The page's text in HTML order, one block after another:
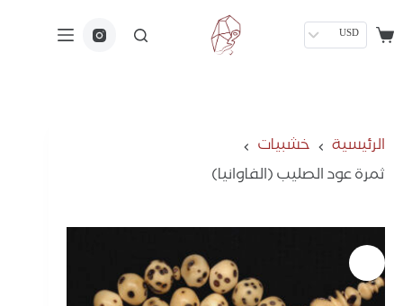
USD
الرئيسية
خشبيات
ثمرة عود الصليب (الفاوانيا)